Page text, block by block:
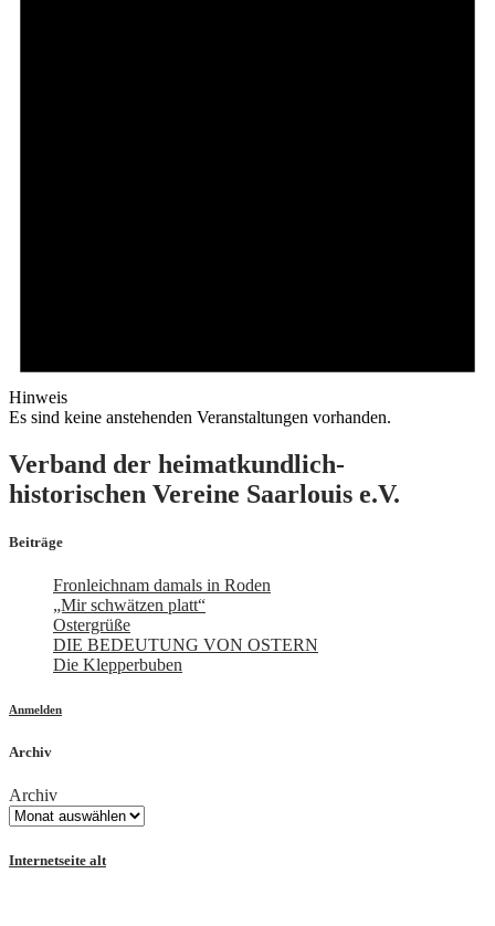
Hinweis
Es sind keine anstehenden Veranstaltungen vorhanden.
Verband der heimatkundlich-
historischen Vereine Saarlouis e.V.
Beiträge
Fronleichnam damals in Roden
„Mir schwätzen platt“
Ostergrüße
DIE BEDEUTUNG VON OSTERN
Die Klepperbuben
Anmelden
Archiv
Archiv
Internetseite alt